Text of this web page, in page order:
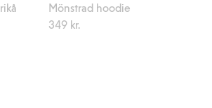
Mönstrad hoodie
349 kr.